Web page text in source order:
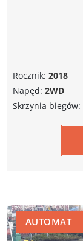
Rocznik: 2018
Napęd: 2WD
Skrzynia biegów:
AUTOMAT